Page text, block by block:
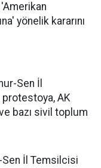
yönelik kararını
Sen İl
AK
bazı sivil toplum
Sen İl Temsilcisi